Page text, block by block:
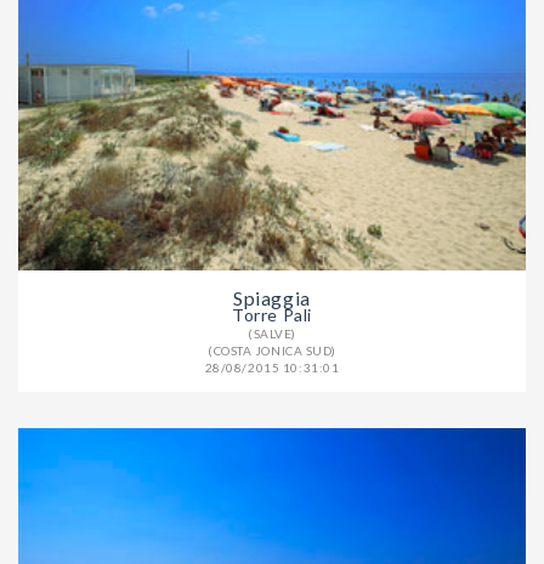
Spiaggia
Torre Pali
(SALVE)
(COSTA JONICA SUD)
28/08/2015 10:31:01